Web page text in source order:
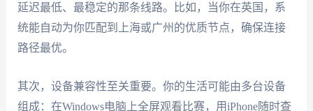
延迟最低、最稳定的那条线路。比如，当你在英国，系
统能自动为你匹配到上海或广州的优质节点，确保连接
路径最优。
其次，设备兼容性至关重要。你的生活可能由多台设备
组成：在Windows电脑上全屏观看比赛，用iPhone随时查